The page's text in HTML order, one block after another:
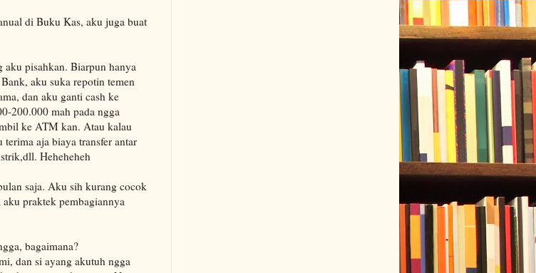
di Buku Kas, aku juga buat
aku pisahkan. Biarpun hanya
aku suka repotin temen
dan aku ganti cash ke
200.000 mah pada ngga
ke ATM kan. Atau kalau
aja biaya transfer antar
Heheheheh
saja. Aku sih kurang cocok
praktek pembagiannya
bagaimana?
dan si ayang akutuh ngga